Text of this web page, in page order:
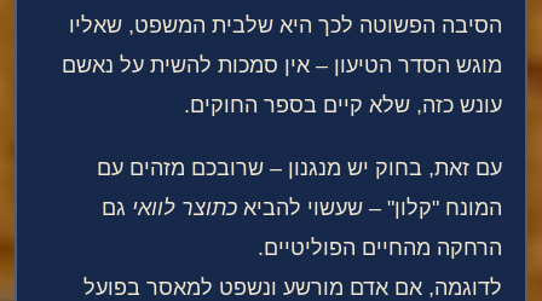
הסיבה הפשוטה לכך היא שלבית המשפט, שאליו
מוגש הסדר הטיעון – אין סמכות להשית על נאשם
עונש כזה, שלא קיים בספר החוקים.
עם זאת, בחוק יש מנגנון – שרובכם מזהים עם
המונח "קלון" – שעשוי להביאכתוצר לוואי גם
הרחקה מהחיים הפוליטיים.
לדוגמה, אם אדם מורשע ונשפט למאסר בפועל